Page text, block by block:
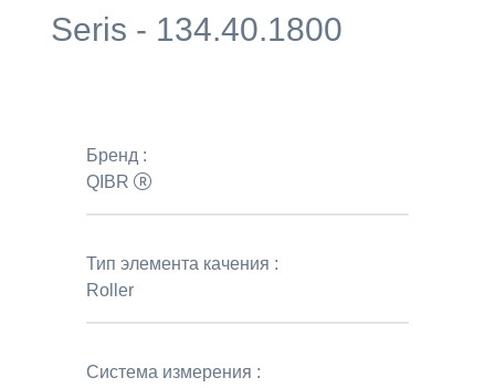
Seris - 134.40.1800
Бренд :
QIBR
Тип элемента качения :
Roller
Система измерения :